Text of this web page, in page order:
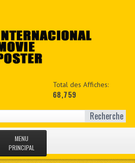
Total des Affiches:
68,759
Recherche
MENU
PRINCIPAL